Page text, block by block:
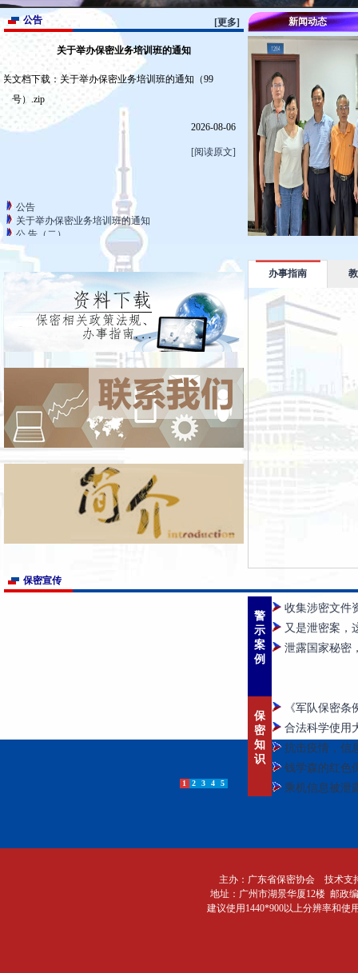
公告 [更多]
关于举办保密业务培训班的通知
关文档下载：关于举办保密业务培训班的通知（99
号）.zip
2026-08-06
[阅读原文]
公告
关于举办保密业务培训班的通知
公 告（二）
公 告（一）
关于做好2026年重点保密宣传教育资料学习使用工作的函
广东省档案保管服务保密管理团体标准编制项目采购遴选结果公告
关于举办2025年第一期保密业务培训班的通知
广东省保密协会入会须知
新闻动态
办事指南
保密宣传
1 2 3 4 5
警
示
案
例
保
密
知
识
收集涉密文件
又是泄密案，
泄露国家秘密
《军队保密条
合法科学使用
抗击疫情，信
钱学森的红色
乘机信息被泄
主办：广东省保密协会 技术
地址：广州市湖景华厦12楼 邮政
建议使用1440*900以上分辨率和使